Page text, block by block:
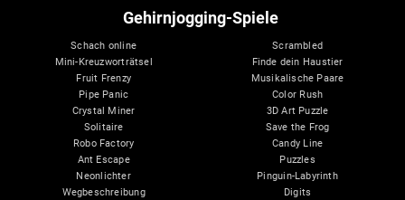
Gehirnjogging-Spiele
Schach online
Mini-Kreuzworträtsel
Fruit Frenzy
Pipe Panic
Crystal Miner
Solitaire
Robo Factory
Ant Escape
Neonlichter
Wegbeschreibung
Scrambled
Finde dein Haustier
Musikalische Paare
Color Rush
3D Art Puzzle
Save the Frog
Candy Line
Puzzles
Pinguin-Labyrinth
Digits